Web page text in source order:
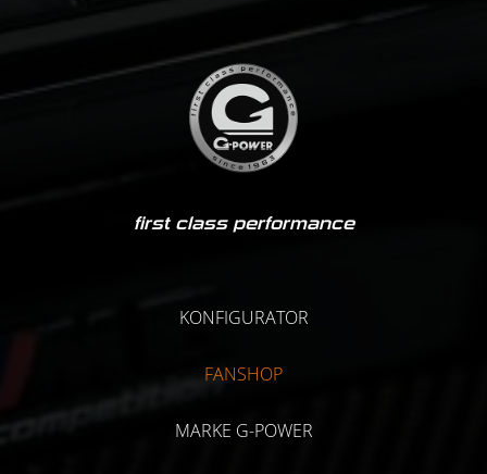
first class performance
KONFIGURATOR
FANSHOP
MARKE G-POWER